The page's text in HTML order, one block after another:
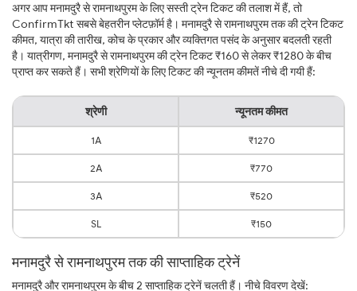
अगर आप मनामदुरै से रामनाथपुरम के लिए सस्ती ट्रेन टिकट की तलाश में हैं, तो
ConfirmTkt सबसे बेहतरीन प्लेटफ़ॉर्म है। मनामदुरै से रामनाथपुरम तक की ट्रेन टिकट
कीमत, यात्रा की तारीख, कोच के प्रकार और व्यक्तिगत पसंद के अनुसार बदलती रहती
है। यात्रीगण, मनामदुरै से रामनाथपुरम की ट्रेन टिकट ₹160 से लेकर ₹1280 के बीच
प्राप्त कर सकते हैं। सभी श्रेणियों के लिए टिकट की न्यूनतम कीमतें नीचे दी गयी हैं:
श्रेणी न्यूनतम कीमत
1A ₹1270
2A ₹770
3A ₹520
SL ₹150
मनामदुरै से रामनाथपुरम तक की साप्ताहिक ट्रेनें
मनामदुरै और रामनाथपुरम के बीच 2 साप्ताहिक ट्रेनें चलती हैं। नीचे विवरण देखें: